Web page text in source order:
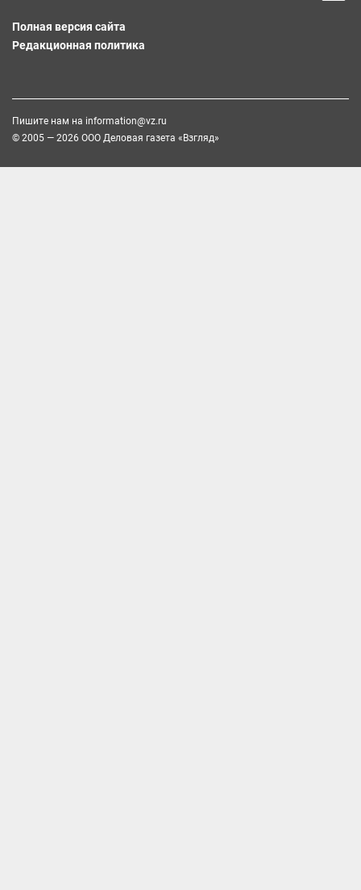
Полная версия сайта
Редакционная политика
Пишите нам на information@vz.ru
© 2005 — 2026 ООО Деловая газета «Взгляд»